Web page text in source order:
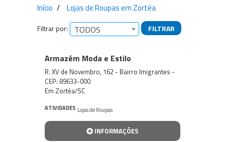
Início Lojas de Roupas em Zortéa
Filtrar por: TODOS FILTRAR
Empresas encontradas
Armazém Moda e Estilo
R. XV de Novembro, 162 - Bairro Imigrantes -
CEP: 89633-000
Em Zortéa/SC
ATIVIDADES Lojas de Roupas
INFORMAÇÕES